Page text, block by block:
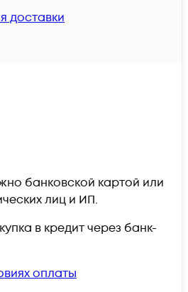
доставки
банковской картой или
лиц и ИП.
в кредит через банк-
оплаты